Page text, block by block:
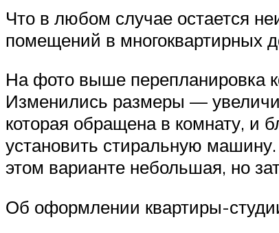
Что в любом случае остается
помещений в многоквартирных
На фото выше перепланировка
Изменились размеры —
которая обращена в комнату, и
установить стиральную
этом варианте небольшая, но
Об оформлении квартиры-